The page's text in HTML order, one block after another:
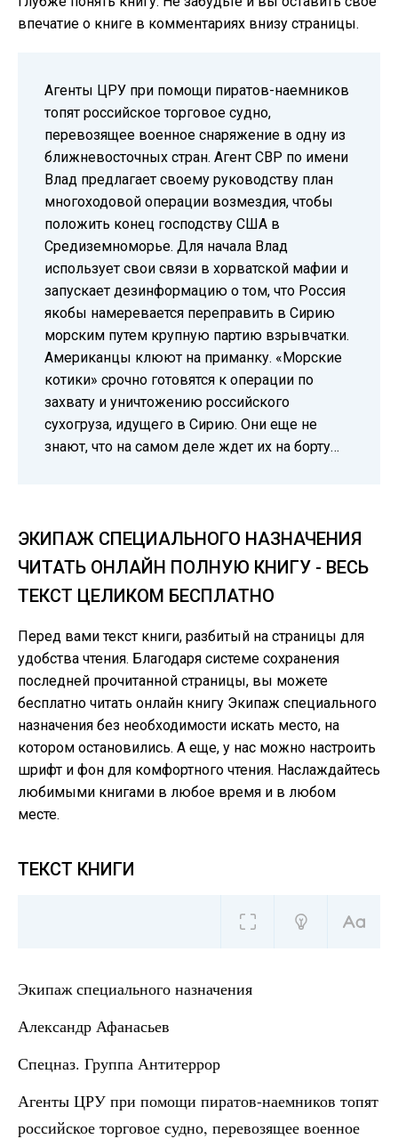
впечатие о книге в комментариях внизу страницы.
Агенты ЦРУ при помощи пиратов-наемников
топят российское торговое судно,
перевозящее военное снаряжение в одну из
ближневосточных стран. Агент СВР по имени
Влад предлагает своему руководству план
многоходовой операции возмездия, чтобы
положить конец господству США в
Средиземноморье. Для начала Влад
использует свои связи в хорватской мафии и
запускает дезинформацию о том, что Россия
якобы намеревается переправить в Сирию
морским путем крупную партию взрывчатки.
Американцы клюют на приманку. «Морские
котики» срочно готовятся к операции по
захвату и уничтожению российского
сухогруза, идущего в Сирию. Они еще не
знают, что на самом деле ждет их на борту…
ЭКИПАЖ СПЕЦИАЛЬНОГО НАЗНАЧЕНИЯ
ЧИТАТЬ ОНЛАЙН ПОЛНУЮ КНИГУ - ВЕСЬ
ТЕКСТ ЦЕЛИКОМ БЕСПЛАТНО
Перед вами текст книги, разбитый на страницы для
удобства чтения. Благодаря системе сохранения
последней прочитанной страницы, вы можете
бесплатно читать онлайн книгу Экипаж специального
назначения без необходимости искать место, на
котором остановились. А еще, у нас можно настроить
шрифт и фон для комфортного чтения. Наслаждайтесь
любимыми книгами в любое время и в любом
месте.
ТЕКСТ КНИГИ
Экипаж специального назначения
Александр Афанасьев
Спецназ. Группа Антитеррор
Агенты ЦРУ при помощи пиратов-наемников топят
российское торговое судно, перевозящее военное